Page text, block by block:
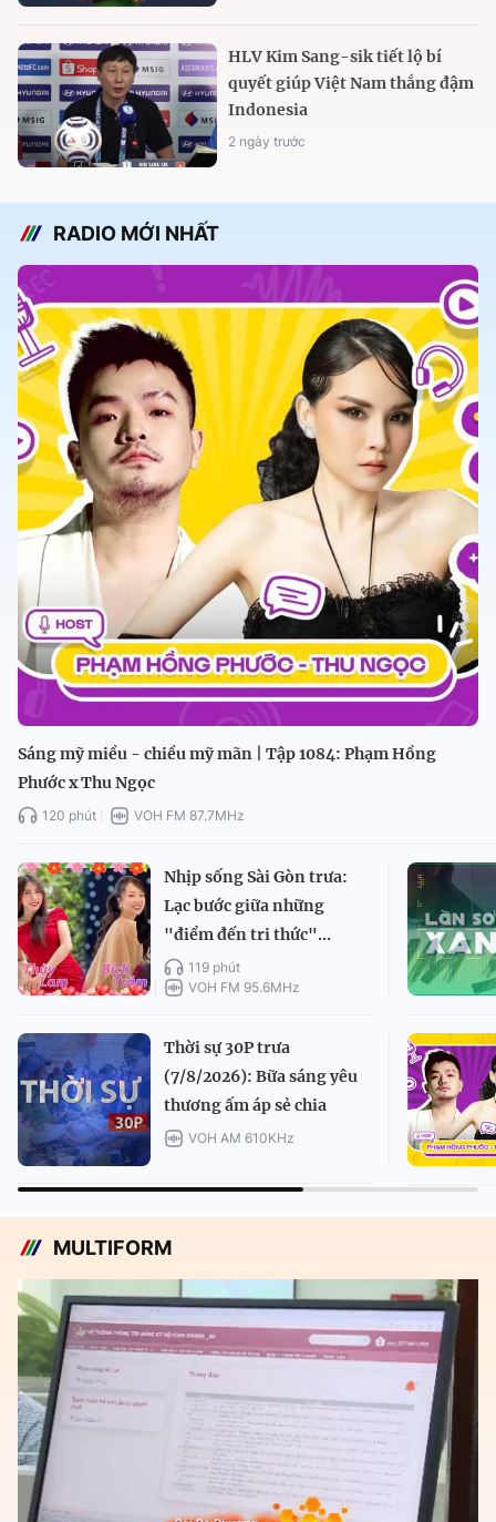
HLV Kim Sang-sik tiết lộ bí
quyết giúp Việt Nam thắng đậm
Indonesia
2 ngày trước
RADIO MỚI NHẤT
Sáng mỹ miều - chiều mỹ mãn | Tập 1084: Phạm Hồng
Phước x Thu Ngọc
120 phút VOH FM 87.7MHz
Nhịp sống Sài Gòn trưa:
Lạc bước giữa những
"điểm đến tri thức"...
119 phút
VOH FM 95.6MHz
Thời sự 30P trưa
(7/8/2026): Bữa sáng yêu
thương ấm áp sẻ chia
VOH AM 610KHz
MULTIFORM